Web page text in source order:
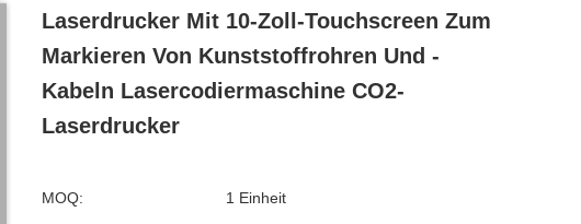
Laserdrucker Mit 10-Zoll-Touchscreen Zum
Markieren Von Kunststoffrohren Und -
Kabeln Lasercodiermaschine CO2-
Laserdrucker
MOQ: 1 Einheit